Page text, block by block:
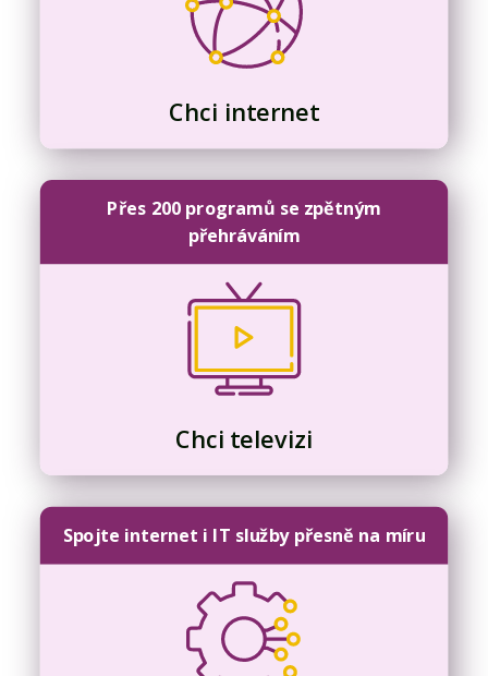
Chci internet
Přes 200 programů se zpětným
přehráváním
Chci televizi
Spojte internet i IT služby přesně na míru